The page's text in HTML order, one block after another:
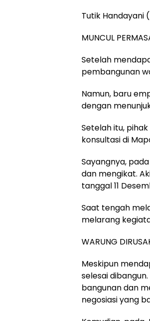
Tutik Handayani
MUNCUL
Setelah
pembangunan
Namun, baru
dengan
Setelah itu,
konsultasi di
Sayangnya,
dan mengikat.
tanggal 11
Saat tengah
melarang
WARUNG
Meskipun
selesai
bangunan dan
negosiasi yang